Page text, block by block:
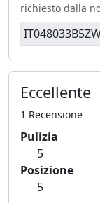
richiesto dalla
Eccellente
1 Recensione
Pulizia
5
Posizione
5